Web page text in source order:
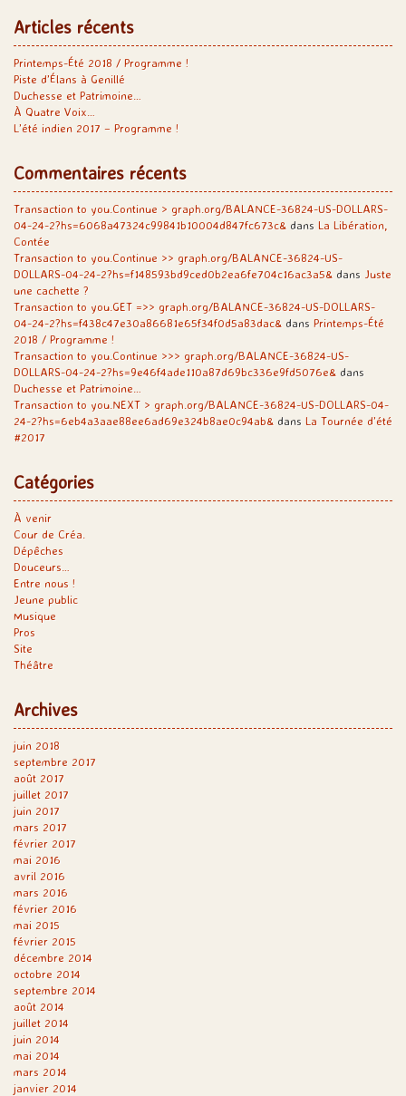
Articles récents
Printemps-Été 2018 / Programme !
Piste d’Élans à Genillé
Duchesse et Patrimoine…
À Quatre Voix…
L’été indien 2017 – Programme !
Commentaires récents
Transaction to you.Continue > graph.org/BALANCE-36824-US-DOLLARS-
04-24-2?hs=6068a47324c99841b10004d847fc673c& dans La Libération,
Contée
Transaction to you.Continue >> graph.org/BALANCE-36824-US-
DOLLARS-04-24-2?hs=f148593bd9ced0b2ea6fe704c16ac3a5& dans Juste
une cachette ?
Transaction to you.GET =>> graph.org/BALANCE-36824-US-DOLLARS-
04-24-2?hs=f438c47e30a86681e65f34f0d5a83dac& dans Printemps-Été
2018 / Programme !
Transaction to you.Continue >>> graph.org/BALANCE-36824-US-
DOLLARS-04-24-2?hs=9e46f4ade110a87d69bc336e9fd5076e& dans
Duchesse et Patrimoine…
Transaction to you.NEXT > graph.org/BALANCE-36824-US-DOLLARS-04-
24-2?hs=6eb4a3aae88ee6ad69e324b8ae0c94ab& dans La Tournée d’été
#2017
Catégories
À venir
Cour de Créa.
Dépêches
Douceurs…
Entre nous !
Jeune public
Musique
Pros
Site
Théâtre
Archives
juin 2018
septembre 2017
août 2017
juillet 2017
juin 2017
mars 2017
février 2017
mai 2016
avril 2016
mars 2016
février 2016
mai 2015
février 2015
décembre 2014
octobre 2014
septembre 2014
août 2014
juillet 2014
juin 2014
mai 2014
mars 2014
janvier 2014